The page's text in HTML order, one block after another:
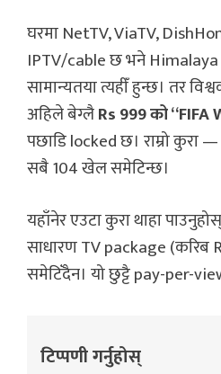
घरमा NetTV, ViaTV,
IPTV/cable छ भने
सामान्यतया त्यहीँ हुन्छ। तर
अहिले बेग्लैRs 999 को
पछाडि locked छ। राम्रो कुरा
सबै 104 खेल समेटिन्छ।
यहाँनेर एउटा कुरा थाहा
साधारण TV package (करिब
समेटिँदैन। यो छुट्टै pay-per-
टिप्पणी गर्नुहोस्